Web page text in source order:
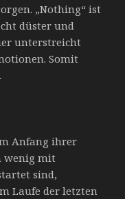
„Nothing“ ist
düster und
unterstreicht
Somit
Anfang ihrer
wenig mit
sind,
Laufe der letzten